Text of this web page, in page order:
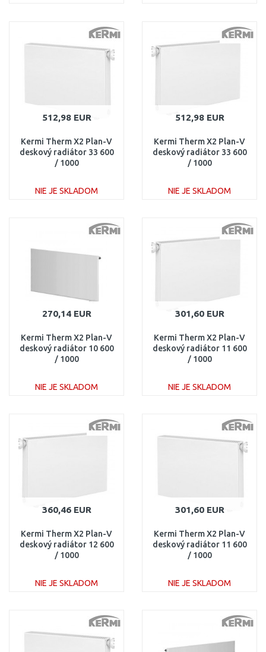
Porovnať
512,98 EUR
Kermi Therm X2 Plan-V
deskový radiátor 33 600
/ 1000
NIE JE SKLADOM
512,98 EUR
Kermi Therm X2 Plan-V
deskový radiátor 33 600
/ 1000
NIE JE SKLADOM
Porovnať
270,14 EUR
Kermi Therm X2 Plan-V
deskový radiátor 10 600
/ 1000
NIE JE SKLADOM
Porovnať
301,60 EUR
Kermi Therm X2 Plan-V
deskový radiátor 11 600
/ 1000
NIE JE SKLADOM
360,46 EUR
Kermi Therm X2 Plan-V
deskový radiátor 12 600
/ 1000
NIE JE SKLADOM
301,60 EUR
Kermi Therm X2 Plan-V
deskový radiátor 11 600
/ 1000
NIE JE SKLADOM